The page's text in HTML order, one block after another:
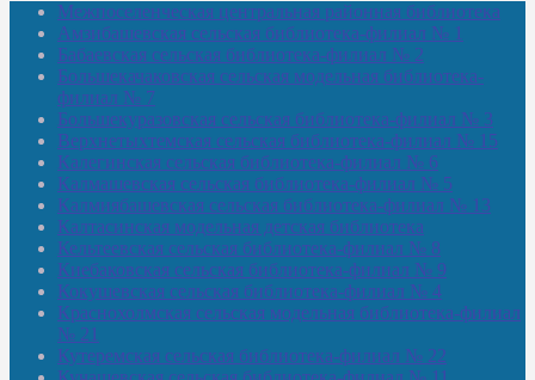
Межпоселенческая центральная районная библиотека
Амзибашевская сельская библиотека-филиал № 1
Бабаевская сельская библиотека-филиал № 2
Большекачаковская сельская модельная библиотека-
филиал № 7
Большекуразовская сельская библиотека-филиал № 3
Верхнетыхтемская сельская библиотека-филиал № 15
Калегинская сельская библиотека-филиал № 6
Калмашевская сельская библиотека-филиал № 5
Калмиябашевская сельская библиотека-филиал № 13
Калтасинская модельная детская библиотека
Кельтеевская сельская библиотека-филиал № 8
Киебаковская сельская библиотека-филиал № 9
Кокушевская сельская библиотека-филиал № 4
Краснохолмская сельская модельная библиотека-филиал
№ 21
Кутеремская сельская библиотека-филиал № 22